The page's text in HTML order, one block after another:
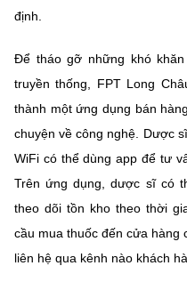
định.
Để tháo gỡ những khó
truyền thống, FPT Long
thành một ứng dụng bán
chuyện về công nghệ. Dược
WiFi có thể dùng app để tư
Trên ứng dụng, dược sĩ có
theo dõi tồn kho theo thời
cầu mua thuốc đến cửa hàng
liên hệ qua kênh nào khách